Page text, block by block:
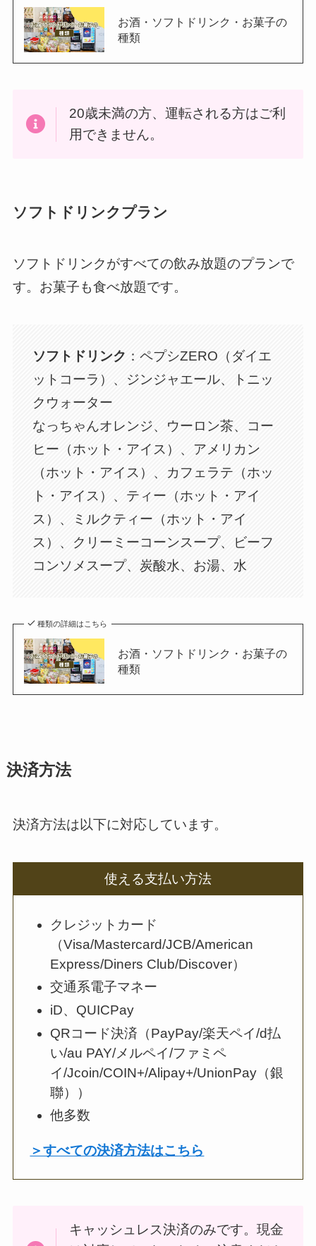
お酒・ソフトドリンク・お菓子の
種類
20歳未満の方、運転される方はご利
用できません。
ソフトドリンクプラン
ソフトドリンクがすべての飲み放題のプランで
す。お菓子も食べ放題です。
ソフトドリンク ：ペプシZERO（ダイエ
ットコーラ）、ジンジャエール、トニッ
クウォーター
なっちゃんオレンジ、ウーロン茶、コー
ヒー（ホット・アイス）、アメリカン
（ホット・アイス）、カフェラテ（ホッ
ト・アイス）、ティー（ホット・アイ
ス）、ミルクティー（ホット・アイ
ス）、クリーミーコーンスープ、ビーフ
コンソメスープ、炭酸水、お湯、水
種類の詳細はこちら
お酒・ソフトドリンク・お菓子の
種類
決済方法
決済方法は以下に対応しています。
使える支払い方法
クレジットカード
（Visa/Mastercard/JCB/American
Express/Diners Club/Discover）
交通系電子マネー
iD、QUICPay
QRコード決済（PayPay/楽天ペイ/d払
い/au PAY/メルペイ/ファミペ
イ/Jcoin/COIN+/Alipay+/UnionPay（銀
聯））
他多数
＞すべての決済方法はこちら
キャッシュレス決済のみです。現金